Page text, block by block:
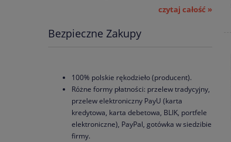
czytaj całość »
Bezpieczne Zakupy
100% polskie rękodzieło (producent).
Różne formy płatności: przelew tradycyjny,
przelew elektroniczny PayU (karta
kredytowa, karta debetowa, BLIK, portfele
elektroniczne), PayPal, gotówka w siedzibie
firmy.